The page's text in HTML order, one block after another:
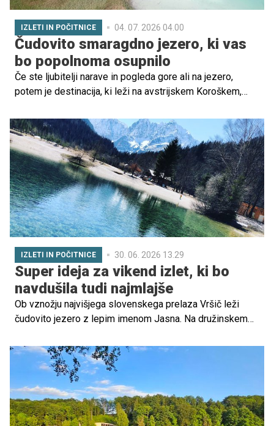
IZLETI IN POČITNICE 04. 07. 2026 04.00
Čudovito smaragdno jezero, ki vas
bo popolnoma osupnilo
Če ste ljubitelji narave in pogleda gore ali na jezero,
potem je destinacija, ki leži na avstrijskem Koroškem,
potep do čudovitega Belega jezera, ob katerem boste
napolnili svojo dušo in si ohladili stopala?
IZLETI IN POČITNICE 30. 06. 2026 13.29
Super ideja za vikend izlet, ki bo
navdušila tudi najmlajše
Ob vznožju najvišjega slovenskega prelaza Vršič leži
čudovito jezero z lepim imenom Jasna. Na družinskem
kozorog.